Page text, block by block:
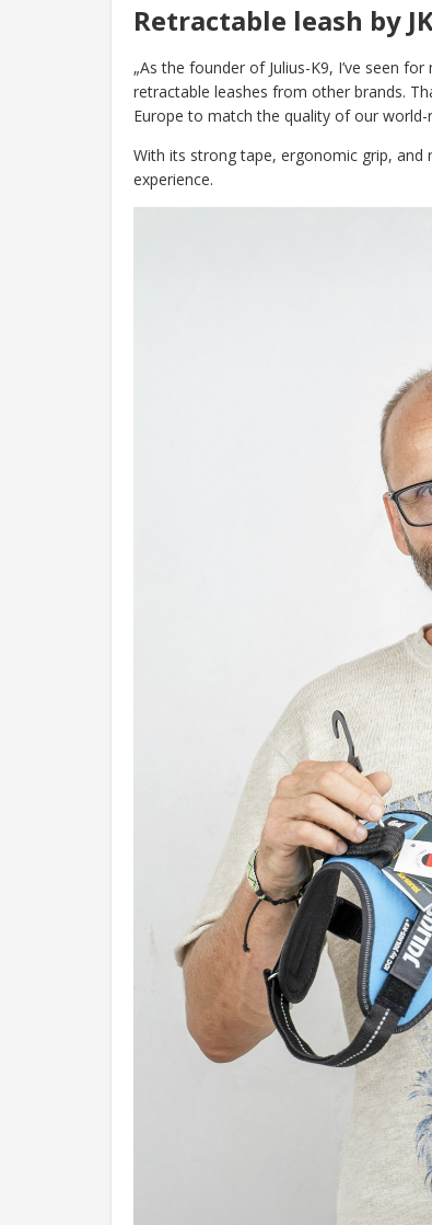
Retractable leash by
„As the founder of Julius-K9, I’ve seen
retractable leashes from other brands.
Europe to match the quality of our world-
With its strong tape, ergonomic grip,
experience.